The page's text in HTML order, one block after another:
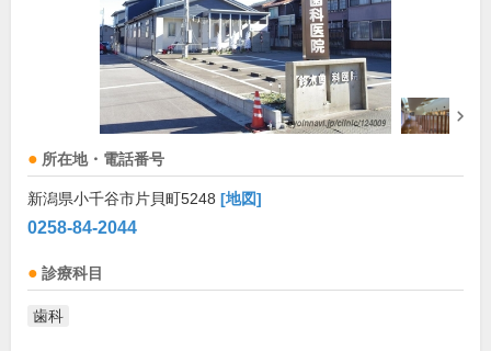
所在地・電話番号
新潟県小千谷市片貝町5248 [地図]
0258-84-2044
診療科目
歯科